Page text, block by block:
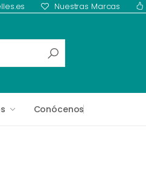
Nuestras Marcas
Conócenos